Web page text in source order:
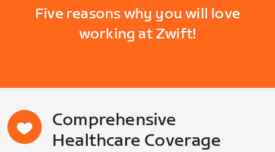
Five reasons why you will love
working at Zwift!
Comprehensive
Healthcare Coverage